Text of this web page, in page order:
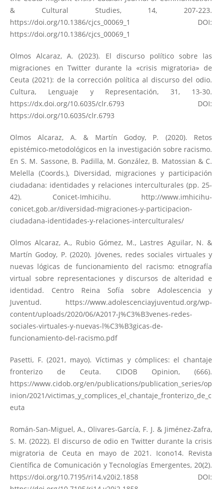
& Cultural Studies, 14, 207-223.
https://doi.org/10.1386/cjcs_00069_1
DOI:
https://doi.org/10.1386/cjcs_00069_1
Olmos Alcaraz, A. (2023). El discurso político sobre las
migraciones en Twitter durante la «crisis migratoria» de
Ceuta (2021): de la corrección política al discurso del odio.
Cultura, Lenguaje y Representación, 31, 13-30.
https://dx.doi.org/10.6035/clr.6793 DOI:
https://doi.org/10.6035/clr.6793
Olmos Alcaraz, A. & Martín Godoy, P. (2020). Retos
epistémico-metodológicos en la investigación sobre racismo.
En S. M. Sassone, B. Padilla, M. González, B. Matossian & C.
Melella (Coords.), Diversidad, migraciones y participación
ciudadana: identidades y relaciones interculturales (pp. 25-
42). Conicet-Imhicihu. http://www.imhicihu-
conicet.gob.ar/diversidad-migraciones-y-participacion-
ciudadana-identidades-y-relaciones-interculturales/
Olmos Alcaraz, A., Rubio Gómez, M., Lastres Aguilar, N. &
Martín Godoy, P. (2020). Jóvenes, redes sociales virtuales y
nuevas lógicas de funcionamiento del racismo: etnografía
virtual sobre representaciones y discursos de alteridad e
identidad. Centro Reina Sofía sobre Adolescencia y
Juventud. https://www.adolescenciayjuventud.org/wp-
content/uploads/2020/06/A2017-J%C3%B3venes-redes-
sociales-virtuales-y-nuevas-l%C3%B3gicas-de-
funcionamiento-del-racismo.pdf
Pasetti, F. (2021, mayo). Víctimas y cómplices: el chantaje
fronterizo de Ceuta. CIDOB Opinion, (666).
https://www.cidob.org/en/publications/publication_series/op
inion/2021/victimas_y_complices_el_chantaje_fronterizo_de_c
euta
Román-San-Miguel, A., Olivares-García, F. J. & Jiménez-Zafra,
S. M. (2022). El discurso de odio en Twitter durante la crisis
migratoria de Ceuta en mayo de 2021. Icono14. Revista
Científica de Comunicación y Tecnologías Emergentes, 20(2).
https://doi.org/10.7195/ri14.v20i2.1858DOI: